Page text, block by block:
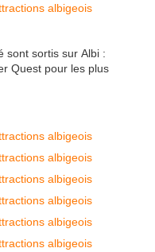
sont sortis sur Albi :
Quest pour les plus